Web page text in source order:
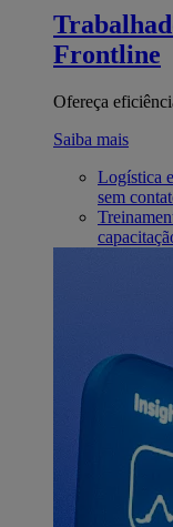
Frontline
Ofereça
Saiba mais
Logística
sem